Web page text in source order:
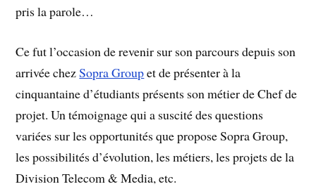
pris la parole…
Ce fut l’occasion de revenir sur son parcours depuis son
arrivée chezSopra Groupet de présenter à la
cinquantaine d’étudiants présents son métier de Chef de
projet. Un témoignage qui a suscité des questions
variées sur les opportunités que propose Sopra Group,
les possibilités d’évolution, les métiers, les projets de la
Division Telecom & Media, etc.